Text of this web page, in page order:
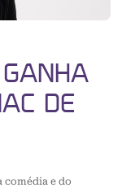
DE
comédia e do